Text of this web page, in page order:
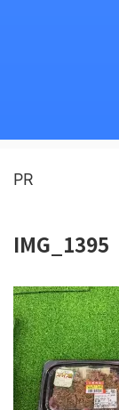
PR
IMG_1395